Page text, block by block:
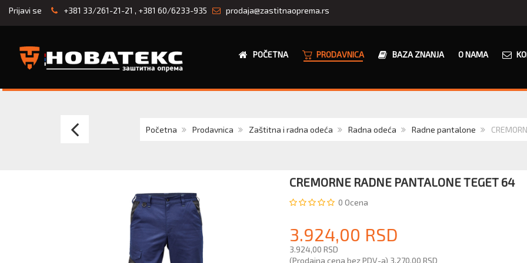
Prijavi se +381 33/261-21-21 , +381 60/6233-935 prodaja@zastitnaoprema.rs
POČETNA PRODAVNICA BAZA ZNANJA O NAMA
Početna Prodavnica Zaštitna i radna odeća Radna odeća Radne pantalone
TEKTON
PANTS
CREMORNE RADNE PANTALONE TEGET 64
0 Ocena
3.924,00 RSD
3.924,00 RSD
(Prodajna cena bez PDV-a) 3.270,00 RSD